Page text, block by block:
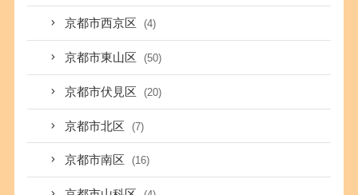
京都市西京区 (4)
京都市東山区 (50)
京都市伏見区 (20)
京都市北区 (7)
京都市南区 (16)